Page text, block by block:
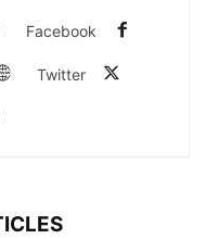
Facebook
Twitter